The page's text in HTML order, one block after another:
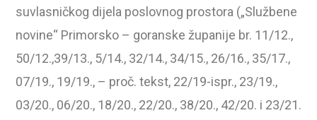
suvlasničkog dijela poslovnog prostora („Službene
novine“ Primorsko – goranske županije br. 11/12.,
50/12.,39/13., 5/14., 32/14., 34/15., 26/16., 35/17.,
07/19., 19/19., – proč. tekst, 22/19-ispr., 23/19.,
03/20., 06/20., 18/20., 22/20., 38/20., 42/20. i 23/21.